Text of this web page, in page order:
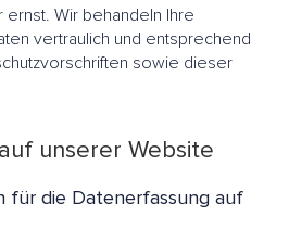
Wir behandeln Ihre
vertraulich und entsprechend
sowie dieser
unserer Website
für die Datenerfassung auf